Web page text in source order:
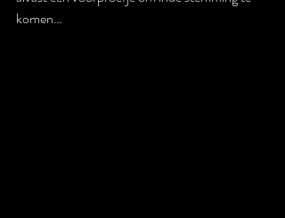
komen…